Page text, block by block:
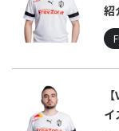
紹
イ